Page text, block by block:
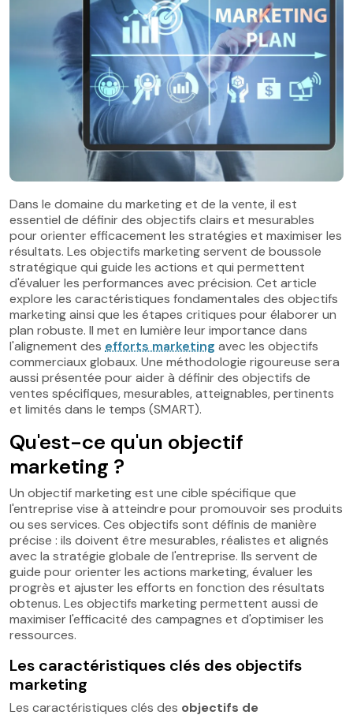
Dans le domaine du marketing et de la vente, il est
essentiel de définir des objectifs clairs et mesurables
pour orienter efficacement les stratégies et maximiser les
résultats. Les objectifs marketing servent de boussole
stratégique qui guide les actions et qui permettent
d'évaluer les performances avec précision. Cet article
explore les caractéristiques fondamentales des objectifs
marketing ainsi que les étapes critiques pour élaborer un
plan robuste. Il met en lumière leur importance dans
l'alignement des efforts marketing avec les objectifs
commerciaux globaux. Une méthodologie rigoureuse sera
aussi présentée pour aider à définir des objectifs de
ventes spécifiques, mesurables, atteignables, pertinents
et limités dans le temps (SMART).
Qu'est-ce qu'un objectif
marketing ?
Un objectif marketing est une cible spécifique que
l'entreprise vise à atteindre pour promouvoir ses produits
ou ses services. Ces objectifs sont définis de manière
précise : ils doivent être mesurables, réalistes et alignés
avec la stratégie globale de l'entreprise. Ils servent de
guide pour orienter les actions marketing, évaluer les
progrès et ajuster les efforts en fonction des résultats
obtenus. Les objectifs marketing permettent aussi de
maximiser l'efficacité des campagnes et d'optimiser les
ressources.
Les caractéristiques clés des objectifs
marketing
Les caractéristiques clés des objectifs de